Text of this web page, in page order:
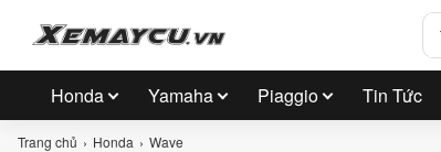
Honda Yamaha Piaggio Tin Tức
Trang chủ Honda Wave